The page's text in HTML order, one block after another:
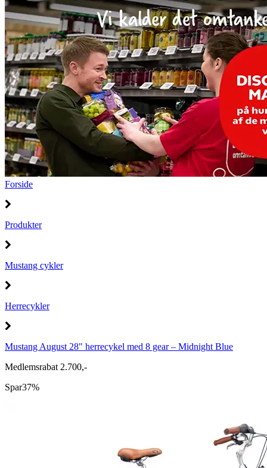
Forside
Produkter
Mustang cykler
Herrecykler
Mustang August 28" herrecykel med 8 gear – Midnight Blue
Medlemsrabat 2.700,-
Spar37%